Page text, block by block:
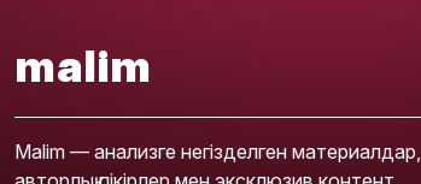
malim
Malim — анализге негізделген материалдар,